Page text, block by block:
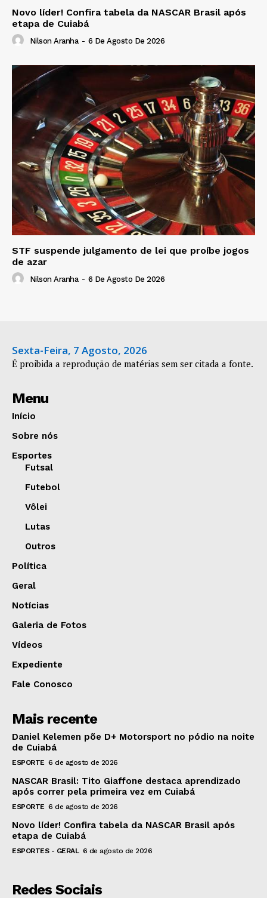
Novo líder! Confira tabela da NASCAR Brasil após
etapa de Cuiabá
Nilson Aranha - 6 De Agosto De 2026
STF suspende julgamento de lei que proíbe jogos
de azar
Nilson Aranha - 6 De Agosto De 2026
Sexta-Feira, 7 Agosto, 2026
É proibida a reprodução de matérias sem ser citada a fonte.
Menu
Início
Sobre nós
Esportes
Futsal
Futebol
Vôlei
Lutas
Outros
Política
Geral
Notícias
Galeria de Fotos
Vídeos
Expediente
Fale Conosco
Mais recente
Daniel Kelemen põe D+ Motorsport no pódio na noite
de Cuiabá
ESPORTE 6 de agosto de 2026
NASCAR Brasil: Tito Giaffone destaca aprendizado
após correr pela primeira vez em Cuiabá
ESPORTE 6 de agosto de 2026
Novo líder! Confira tabela da NASCAR Brasil após
etapa de Cuiabá
ESPORTES - GERAL 6 de agosto de 2026
Redes Sociais